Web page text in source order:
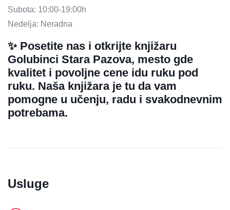
Subota: 10:00-19:00h
Nedelja: Neradna
✨ Posetite nas i otkrijte knjižaru
Golubinci Stara Pazova, mesto gde
kvalitet i povoljne cene idu ruku pod
ruku. Naša knjižara je tu da vam
pomogne u učenju, radu i svakodnevnim
potrebama.
Usluge